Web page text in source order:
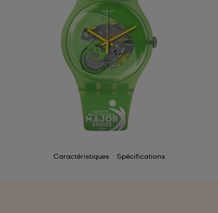
Caractéristiques Spécifications